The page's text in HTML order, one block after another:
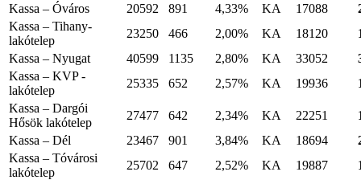
Kassa – Óváros
20592 891 4,33% KA 17088
Kassa – Tihany-
lakótelep
23250 466 2,00% KA 18120
Kassa – Nyugat
40599 1135 2,80% KA 33052
Kassa – KVP -
lakótelep
25335 652 2,57% KA 19936
Kassa – Dargói
Hősök lakótelep
27477 642 2,34% KA 22251
Kassa – Dél
23467 901 3,84% KA 18694
Kassa – Tóvárosi
lakótelep
25702 647 2,52% KA 19887